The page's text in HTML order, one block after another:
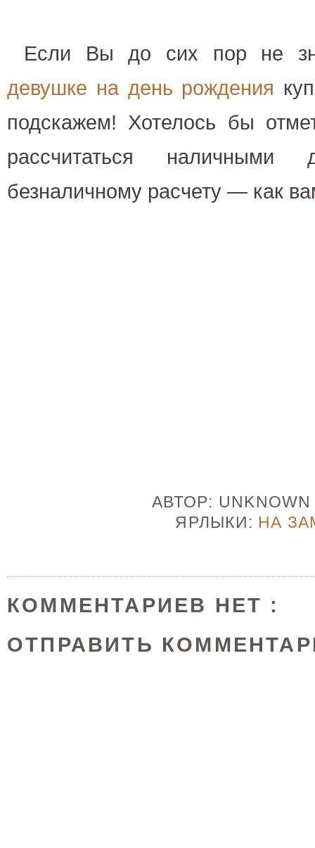
Если Вы до сих пор не
девушке на день рождения
подскажем! Хотелось бы
рассчитаться
безналичному расчету — как
АВТОР:
ЯРЛЫКИ: НА
КОММЕНТАРИЕВ НЕТ :
ОТПРАВИТЬ